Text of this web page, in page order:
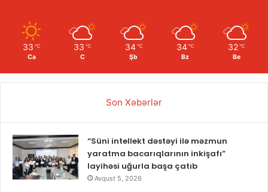
33 ℃
Ca
33 ℃
C
34 ℃
Şb
34 ℃
Bz
32 ℃
Be
Son Xəbərlər
“Süni intellekt dəstəyi ilə məzmun
yaratma bacarıqlarının inkişafı”
layihəsi uğurla başa çatıb
Avqust 5, 2026